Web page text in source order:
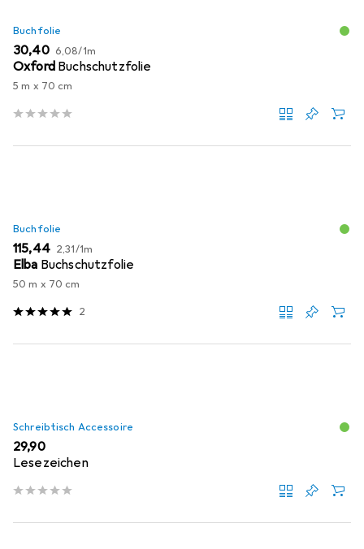
Buchfolie
EUR
30,40 EUR
6,08/1m
Oxford Buchschutzfolie
5 m x 70 cm
Buchfolie
EUR
115,44 EUR
2,31/1m
Elba Buchschutzfolie
50 m x 70 cm
2
Schreibtisch Accessoire
EUR
29,90
Lesezeichen